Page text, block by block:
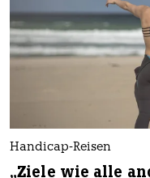
Handicap-Reisen
„Ziele wie alle